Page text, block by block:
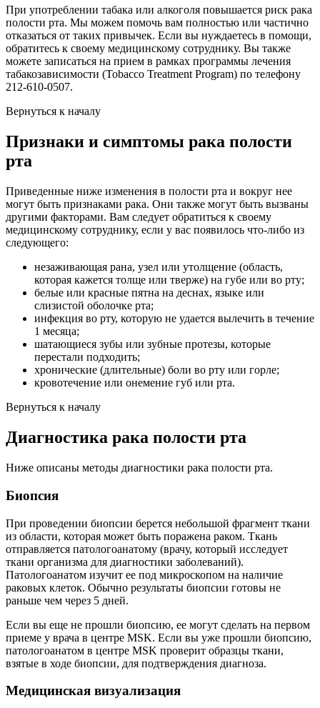
При употреблении табака или алкоголя повышается риск рака
полости рта. Мы можем помочь вам полностью или частично
отказаться от таких привычек. Если вы нуждаетесь в помощи,
обратитесь к своему медицинскому сотруднику. Вы также
можете записаться на прием в рамках программы лечения
табакозависимости (Tobacco Treatment Program) по телефону
212-610-0507.
Вернуться к началу
Признаки и симптомы рака полости
рта
Приведенные ниже изменения в полости рта и вокруг нее
могут быть признаками рака. Они также могут быть вызваны
другими факторами. Вам следует обратиться к своему
медицинскому сотруднику, если у вас появилось что-либо из
следующего:
незаживающая рана, узел или утолщение (область,
которая кажется толще или тверже) на губе или во рту;
белые или красные пятна на деснах, языке или
слизистой оболочке рта;
инфекция во рту, которую не удается вылечить в течение
1 месяца;
шатающиеся зубы или зубные протезы, которые
перестали подходить;
хронические (длительные) боли во рту или горле;
кровотечение или онемение губ или рта.
Вернуться к началу
Диагностика рака полости рта
Ниже описаны методы диагностики рака полости рта.
Биопсия
При проведении биопсии берется небольшой фрагмент ткани
из области, которая может быть поражена раком. Ткань
отправляется патологоанатому (врачу, который исследует
ткани организма для диагностики заболеваний).
Патологоанатом изучит ее под микроскопом на наличие
раковых клеток. Обычно результаты биопсии готовы не
раньше чем через 5 дней.
Если вы еще не прошли биопсию, ее могут сделать на первом
приеме у врача в центре MSK. Если вы уже прошли биопсию,
патологоанатом в центре MSK проверит образцы ткани,
взятые в ходе биопсии, для подтверждения диагноза.
Медицинская визуализация